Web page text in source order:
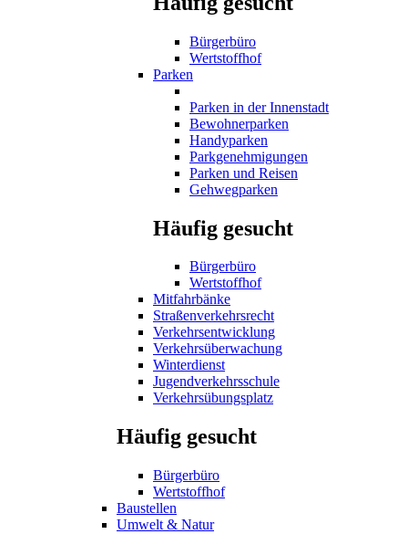
Bürgerbüro
Wertstoffhof
Parken
Parken in der Innenstadt
Bewohnerparken
Handyparken
Parkgenehmigungen
Parken und Reisen
Gehwegparken
Häufig gesucht
Bürgerbüro
Wertstoffhof
Mitfahrbänke
Straßenverkehrsrecht
Verkehrsentwicklung
Verkehrsüberwachung
Winterdienst
Jugendverkehrsschule
Verkehrsübungsplatz
Häufig gesucht
Bürgerbüro
Wertstoffhof
Baustellen
Umwelt & Natur